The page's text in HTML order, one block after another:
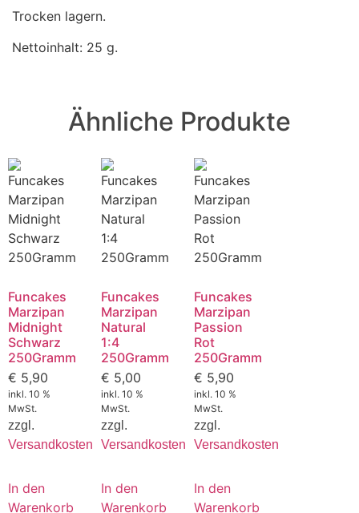
Trocken lagern.
Nettoinhalt: 25 g.
Ähnliche Produkte
Funcakes
Marzipan
Midnight
Schwarz
250Gramm
€ 5,90
inkl. 10 %
MwSt.
zzgl.
Versandkosten
In den
Warenkorb
Funcakes
Marzipan
Natural
1:4
250Gramm
€ 5,00
inkl. 10 %
MwSt.
zzgl.
Versandkosten
In den
Warenkorb
Funcakes
Marzipan
Passion
Rot
250Gramm
€ 5,90
inkl. 10 %
MwSt.
zzgl.
Versandkosten
In den
Warenkorb